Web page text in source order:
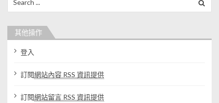
其他操作
登入
訂閱網站內容 RSS 資訊提供
訂閱網站留言 RSS 資訊提供